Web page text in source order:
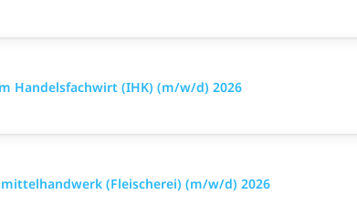
Handelsfachwirt (IHK) (m/w/d) 2026
(Fleischerei) (m/w/d) 2026